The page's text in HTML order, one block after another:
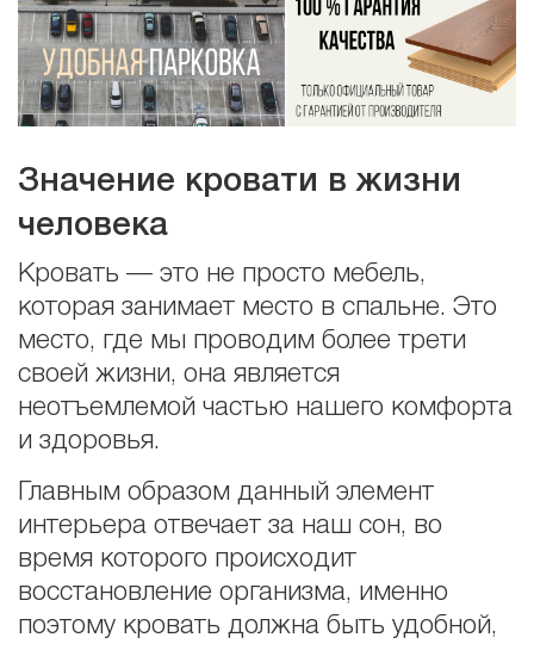
Значение кровати в жизни
человека
Кровать — это не просто мебель,
которая занимает место в спальне. Это
место, где мы проводим более трети
своей жизни, она является
неотъемлемой частью нашего комфорта
и здоровья.
Главным образом данный элемент
интерьера отвечает за наш сон, во
время которого происходит
восстановление организма, именно
поэтому кровать должна быть удобной,